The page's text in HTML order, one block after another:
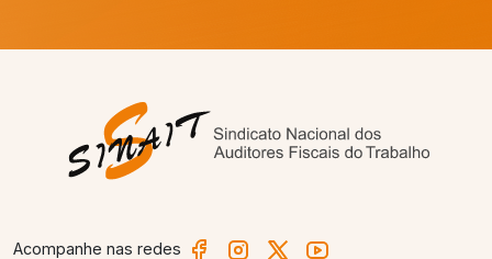
Acompanhe nas redes